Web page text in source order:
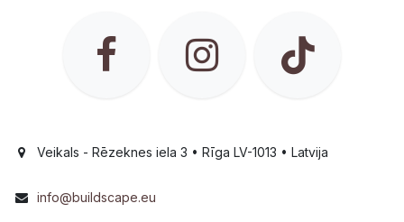
Veikals - Rēzeknes iela 3 • Rīga LV-1013 • Latvija
info@buildscape.eu